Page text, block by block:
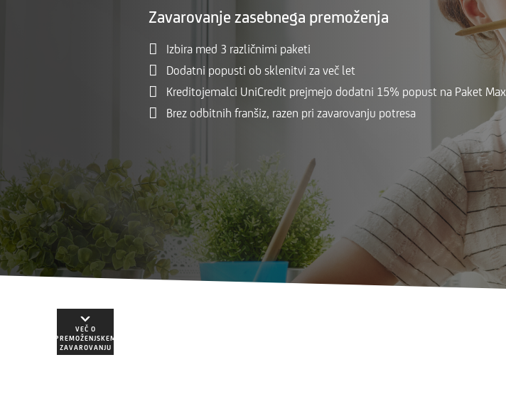
Zavarovanje zasebnega premoženja
Izbira med 3 različnimi paketi
Dodatni popusti ob sklenitvi za več let
Kreditojemalci UniCredit prejmejo dodatni 15% popust na Paket Max
Brez odbitnih franšiz, razen pri zavarovanju potresa
VEČ O
PREMOŽENJSKEM
ZAVAROVANJU